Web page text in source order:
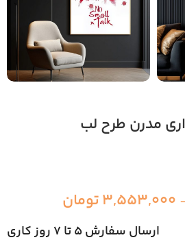
مدرن طرح لب
3,553,000تومان
ارسال سفارش 5 تا 7 روز کاری